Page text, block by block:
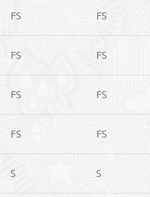
FS FS
FS FS
FS FS
FS FS
S S